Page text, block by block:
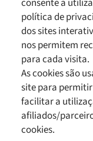
consente a
política de
dos sites
nos permitem
para cada visita.
As cookies são
site para
facilitar a
afiliados/
cookies.